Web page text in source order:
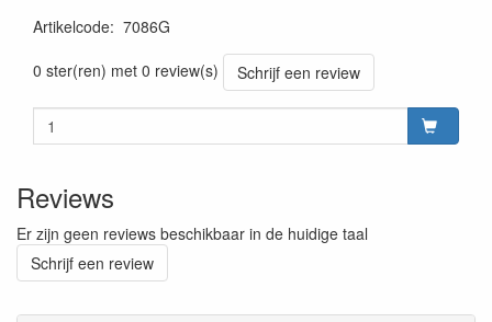
Artikelcode: 7086G
0 ster(ren) met 0 review(s)
Schrijf een review
Reviews
Er zijn geen reviews beschikbaar in de huidige taal
Schrijf een review